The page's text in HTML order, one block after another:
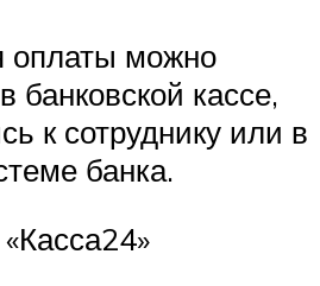
оплаты можно
банковской кассе,
к сотруднику или в
банка.